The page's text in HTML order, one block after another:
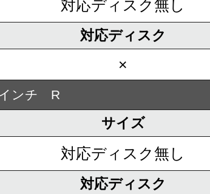
対応ディスク無し
対応ディスク
×
ンチ R
サイズ
対応ディスク無し
対応ディスク